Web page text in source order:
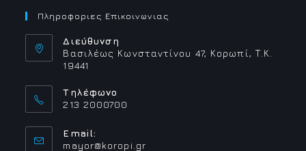
Πληροφοριες Επικοινωνιας
Διεύθυνση
Βασιλέως Κωνσταντίνου 47, Κορωπί, Τ.Κ.
19441
Τηλέφωνο
213 2000700
Email:
mayor@koropi.grOpens